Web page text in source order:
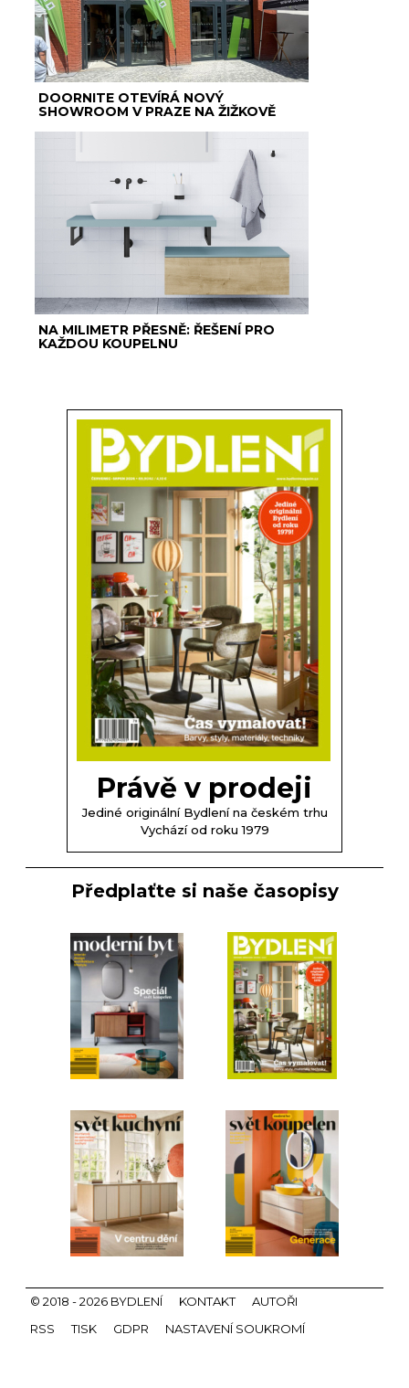
DOORNITE OTEVÍRÁ NOVÝ
SHOWROOM V PRAZE NA ŽIŽKOVĚ
NA MILIMETR PŘESNĚ: ŘEŠENÍ PRO
KAŽDOU KOUPELNU
Právě v prodeji
Jediné originální Bydlení na českém trhu
Vychází od roku 1979
Předplaťte si naše časopisy
© 2018 - 2026 BYDLENÍ KONTAKT
AUTOŘI
RSS
TISK GDPR NASTAVENÍ SOUKROMÍ